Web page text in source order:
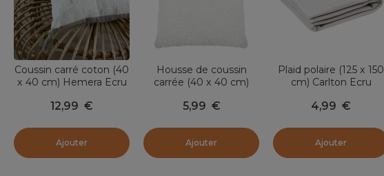
Coussin carré coton (40
x 40 cm) Hemera Ecru
12,99 €
Ajouter
Housse de coussin
carrée (40 x 40 cm)
5,99 €
Ajouter
Plaid polaire (125 x 150
cm) Carlton Ecru
4,99 €
Ajouter